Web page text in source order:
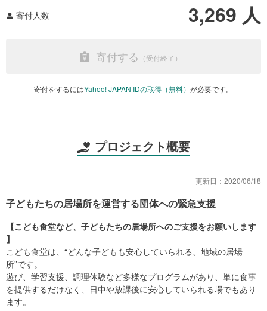
寄付人数 3,269 人
寄付する
寄付をするにはYahoo! JAPAN IDの取得（無料） が必要です。
プロジェクト概要
更新日： 2020/06/18
子どもたちの居場所を運営する団体への緊急支援
【こども食堂など、子どもたちの居場所へのご支援をお願いします
】
こども食堂は、“どんな子どもも安心していられる、地域の居場
所”です。
遊び、学習支援、調理体験など多様なプログラムがあり、単に食事
を提供するだけなく、日中や放課後に安心していられる場でもあり
ます。